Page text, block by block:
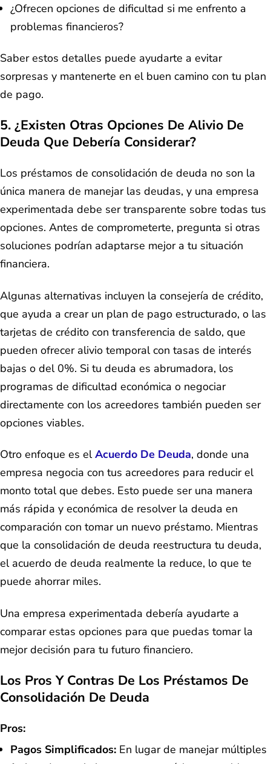
¿Ofrecen opciones de dificultad si me enfrento a
problemas financieros?
Saber estos detalles puede ayudarte a evitar
sorpresas y mantenerte en el buen camino con tu plan
de pago.
5. ¿Existen Otras Opciones De Alivio De
Deuda Que Debería Considerar?
Los préstamos de consolidación de deuda no son la
única manera de manejar las deudas, y una empresa
experimentada debe ser transparente sobre todas tus
opciones. Antes de comprometerte, pregunta si otras
soluciones podrían adaptarse mejor a tu situación
financiera.
Algunas alternativas incluyen la consejería de crédito,
que ayuda a crear un plan de pago estructurado, o las
tarjetas de crédito con transferencia de saldo, que
pueden ofrecer alivio temporal con tasas de interés
bajas o del 0%. Si tu deuda es abrumadora, los
programas de dificultad económica o negociar
directamente con los acreedores también pueden ser
opciones viables.
Otro enfoque es elAcuerdo De Deuda, donde una
empresa negocia con tus acreedores para reducir el
monto total que debes. Esto puede ser una manera
más rápida y económica de resolver la deuda en
comparación con tomar un nuevo préstamo. Mientras
que la consolidación de deuda reestructura tu deuda,
el acuerdo de deuda realmente la reduce, lo que te
puede ahorrar miles.
Una empresa experimentada debería ayudarte a
comparar estas opciones para que puedas tomar la
mejor decisión para tu futuro financiero.
Los Pros Y Contras De Los Préstamos De
Consolidación De Deuda
Pros:
Pagos Simplificados: En lugar de manejar múltiples